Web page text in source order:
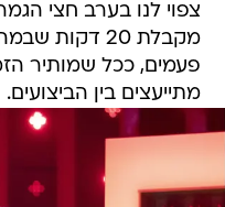
צפוי לנו בערב חצי
פעמים, ככל שמותיר
מתייעצים בין הביצועים.